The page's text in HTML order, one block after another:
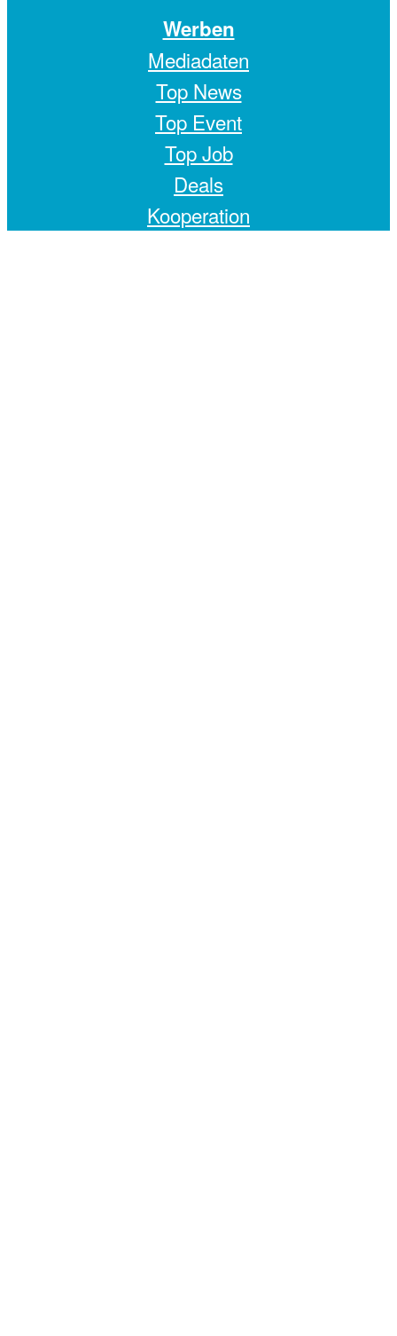
Werben
Mediadaten
Top News
Top Event
Top Job
Deals
Kooperation